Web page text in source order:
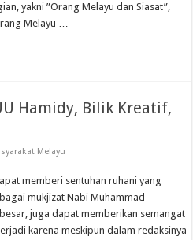
yakni ”Orang Melayu dan Siasat”,
Melayu …
Hamidy, Bilik Kreatif,
Melayu
memberi sentuhan ruhani yang
mukjizat Nabi Muhammad
juga dapat memberikan semangat
karena meskipun dalam redaksinya